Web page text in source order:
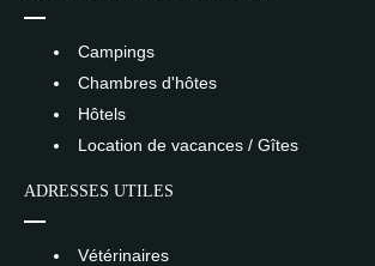
Campings
Chambres d'hôtes
Hôtels
Location de vacances / Gîtes
ADRESSES UTILES
Vétérinaires